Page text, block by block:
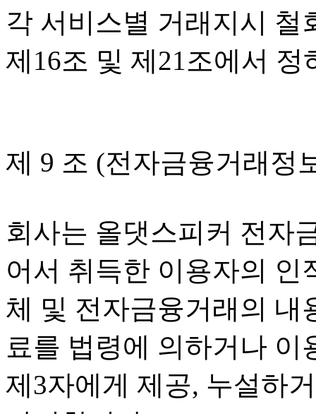
각 서비스별 거래지시 철
제16조 및 제21조에서
제 9 조 (전자금융거래정
회사는 올댓스피커 전자
어서 취득한 이용자의 인
체 및 전자금융거래의 내
료를 법령에 의하거나
제3자에게 제공, 누설하